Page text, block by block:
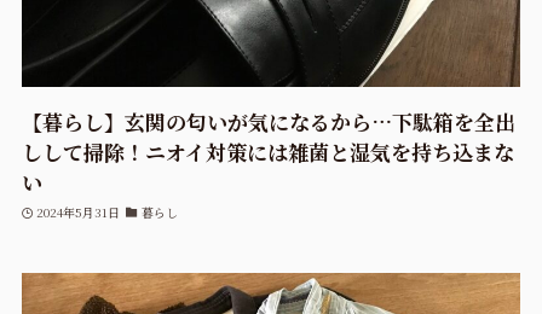
【暮らし】玄関の匂いが気になるから…下駄箱を全出
しして掃除！ニオイ対策には雑菌と湿気を持ち込まな
い
2024年5月31日 暮らし